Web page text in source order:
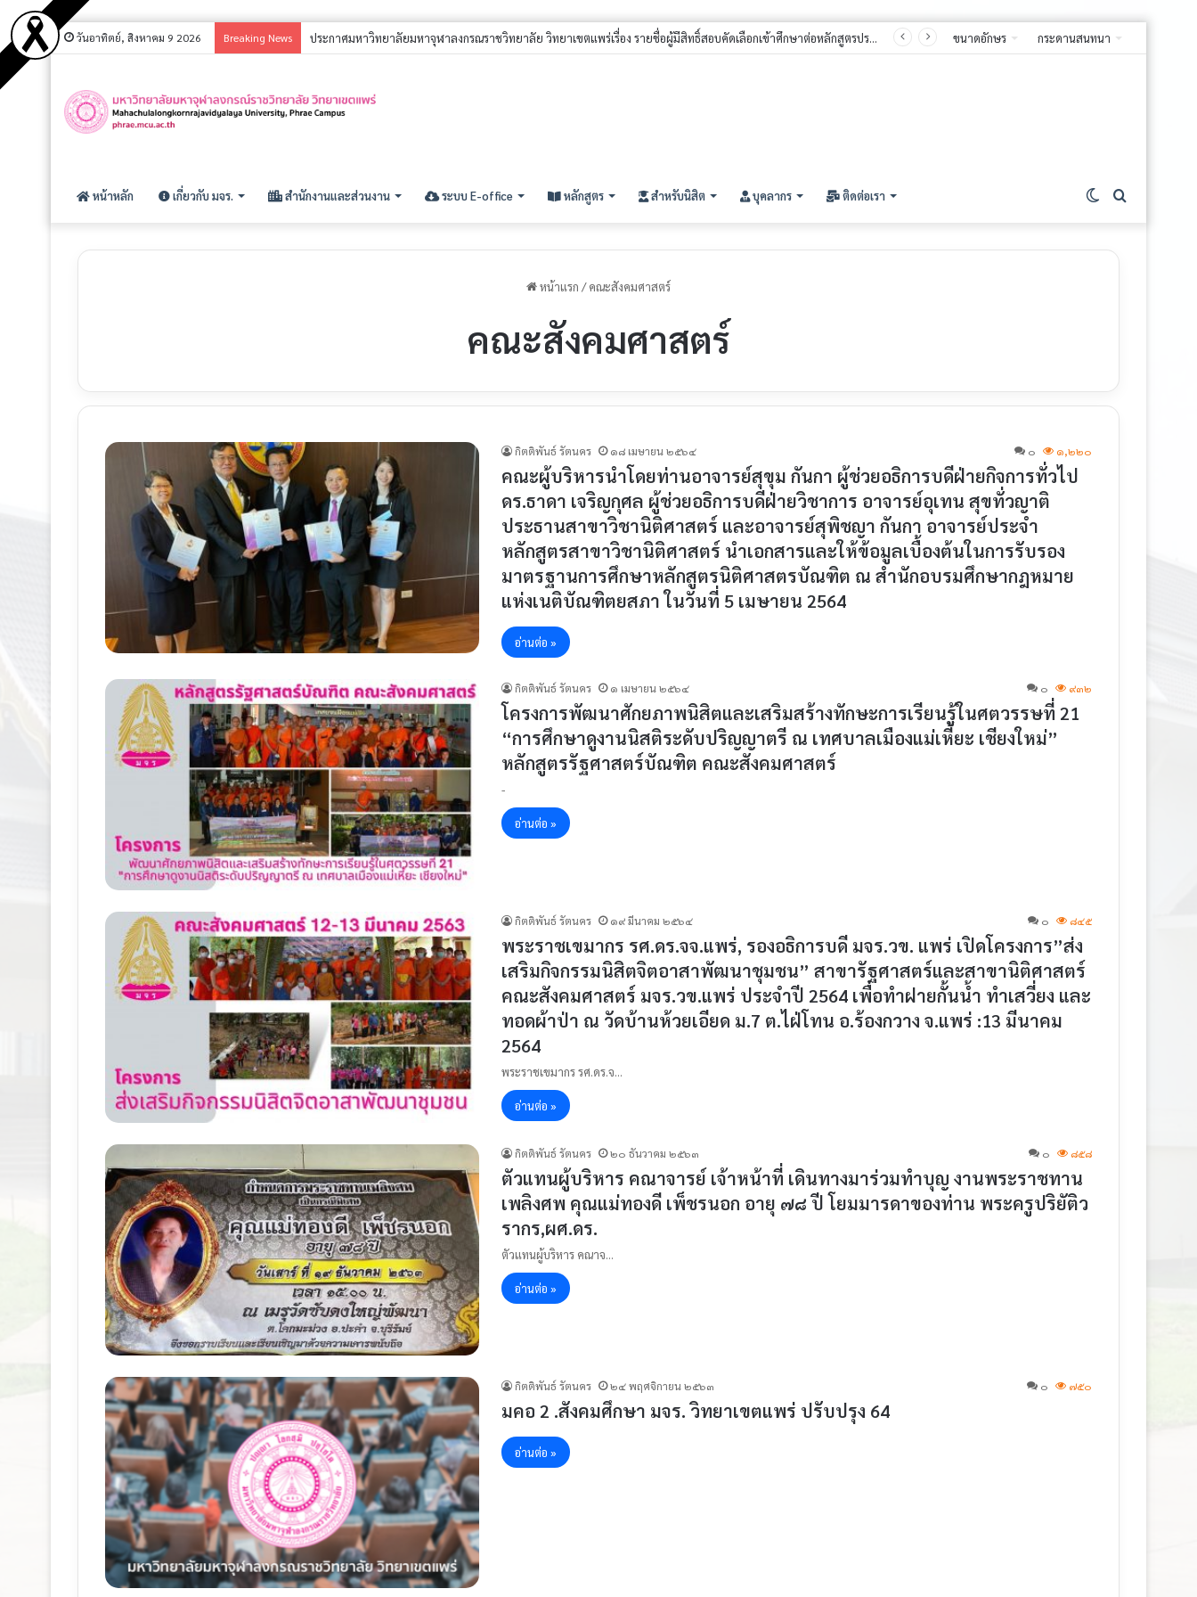
วันอาทิตย์, สิงหาคม 9 2026 Breaking News ประกาศมหาวิทยาลัยมหาจุฬาลงกรณราชวิทยาลัย วิทยาเขตแพร่เรื่อง รายชื่อผู้มีสิทธิ์สอบคัดเลือกเข้าศึกษาต่อหลักสูตรประกาศนียบัตรบัณฑิต สาขาวิชาชีพครู(หลักสูตรใหม่ พ.ศ. ๒๕๖๘) ประจำปีการศึกษา ๒๕๖๙ (รอบที่ ๒) ขนาดอักษร กระดานสนทนา
หน้าหลัก เกี่ยวกับ มจร. สำนักงานและส่วนงาน ระบบ E-office หลักสูตร สำหรับนิสิต บุคลากร ติดต่อเรา Switch
skin
หน้าแรก / คณะสังคมศาสตร์
คณะสังคมศาสตร์
กิตติพันธ์ รัตนคร ๑๘ เมษายน ๒๕๖๔ ๐ ๑,๒๒๐
คณะผู้บริหารนำโดยท่านอาจารย์สุขุม กันกา ผู้ช่วยอธิการบดีฝ่ายกิจการทั่วไป
ดร.ธาดา เจริญกุศล ผู้ช่วยอธิการบดีฝ่ายวิชาการ อาจารย์อุเทน สุขทั่วญาติ
ประธานสาขาวิชานิติศาสตร์ และอาจารย์สุพิชญา กันกา อาจารย์ประจำ
หลักสูตรสาขาวิชานิติศาสตร์ นำเอกสารและให้ข้อมูลเบื้องต้นในการรับรอง
มาตรฐานการศึกษาหลักสูตรนิติศาสตรบัณฑิต ณ สำนักอบรมศึกษากฎหมาย
แห่งเนติบัณฑิตยสภา ในวันที่ 5 เมษายน 2564
อ่านต่อ »
กิตติพันธ์ รัตนคร ๑ เมษายน ๒๕๖๔ ๐ ๙๓๒
โครงการพัฒนาศักยภาพนิสิตและเสริมสร้างทักษะการเรียนรู้ในศตวรรษที่ 21
“การศึกษาดูงานนิสติระดับปริญญาตรี ณ เทศบาลเมืองแม่เหี้ยะ เชียงใหม่”
หลักสูตรรัฐศาสตร์บัณฑิต คณะสังคมศาสตร์
-
อ่านต่อ »
กิตติพันธ์ รัตนคร ๑๙ มีนาคม ๒๕๖๔ ๐ ๘๔๕
พระราชเขมากร รศ.ดร.จจ.แพร่, รองอธิการบดี มจร.วข. แพร่ เปิดโครงการ”ส่ง
เสริมกิจกรรมนิสิตจิตอาสาพัฒนาชุมชน” สาขารัฐศาสตร์และสาขานิติศาสตร์
คณะสังคมศาสตร์ มจร.วข.แพร่ ประจำปี 2564 เพื่อทำฝายกั้นน้ำ ทำเสวี่ยง และ
ทอดผ้าป่า ณ วัดบ้านห้วยเอียด ม.7 ต.ไฝ่โทน อ.ร้องกวาง จ.แพร่ :13 มีนาคม
2564
พระราชเขมากร รศ.ดร.จ…
อ่านต่อ »
กิตติพันธ์ รัตนคร ๒๐ ธันวาคม ๒๕๖๓ ๐ ๘๕๘
ตัวแทนผู้บริหาร คณาจารย์ เจ้าหน้าที่ เดินทางมาร่วมทำบุญ งานพระราชทาน
เพลิงศพ คุณแม่ทองดี เพ็ชรนอก อายุ ๗๘ ปี โยมมารดาของท่าน พระครูปริยัติว
รากร,ผศ.ดร.
ตัวแทนผู้บริหาร คณาจ…
อ่านต่อ »
กิตติพันธ์ รัตนคร ๒๔ พฤศจิกายน ๒๕๖๓ ๐ ๗๕๐
มคอ 2 .สังคมศึกษา มจร. วิทยาเขตแพร่ ปรับปรุง 64
อ่านต่อ »